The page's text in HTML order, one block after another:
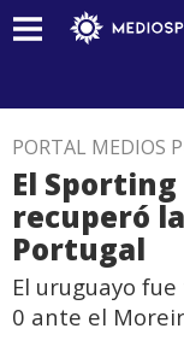
PORTAL MEDIOS
El
recuperó
Portugal
El uruguayo
0 ante el